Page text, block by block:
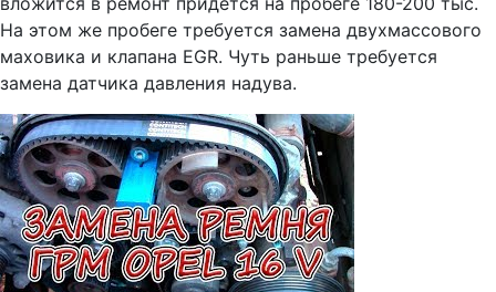
На этом же пробеге требуется замена двухмассового
маховика и клапана EGR. Чуть раньше требуется
замена датчика давления надува.